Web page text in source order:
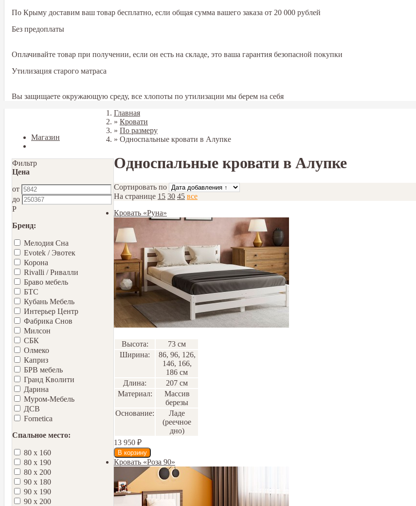
По Крыму доставим ваш товар бесплатно, если общая сумма вашего заказа от 20 000 рублей
Без предоплаты
Оплачивайте товар при получении, если он есть на складе, это ваша гарантия безопасной покупки
Утилизация старого матраса
Вы защищаете окружающую среду, все хлопоты по утилизации мы берем на себя
Магазин
Фильтр
Цена
от
до
Р
Бренд:
Мелодия Сна
Evotek / Эвотек
Корона
Rivalli / Ривалли
Браво мебель
БТС
Кубань Мебель
Интерьер Центр
Фабрика Снов
Милсон
СБК
Олмеко
Каприз
БРВ мебель
Гранд Кволити
Дарина
Муром-Мебель
ДСВ
Fornetica
Спальное место:
80 х 160
80 х 190
80 х 200
90 х 180
90 х 190
90 х 200
Главная
» Кровати
» По размеру
» Односпальные кровати в Алупке
Односпальные кровати в Алупке
Сортировать по
На странице 15 30 45 все
Кровать «Руна»
Высота:
73 см
Ширина:
86, 96, 126,
146, 166,
186 см
Длина:
207 см
Материал:
Массив
березы
Основание:
Ладе
(реечное
дно)
13 950 ₽
Кровать «Роза 90»